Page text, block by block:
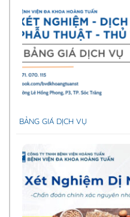
BẢNG GIÁ DỊCH VỤ